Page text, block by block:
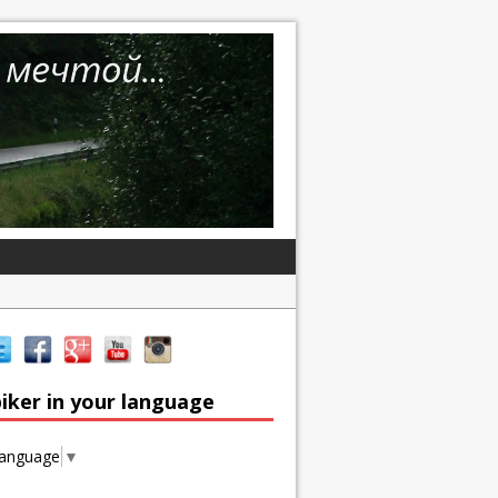
in your language
▼